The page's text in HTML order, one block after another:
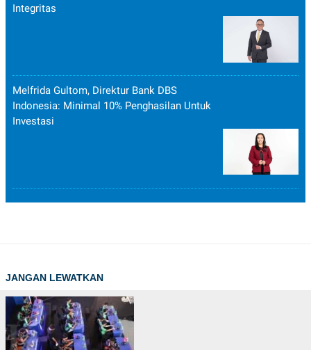
Integritas
Melfrida Gultom, Direktur Bank DBS
Indonesia: Minimal 10% Penghasilan Untuk
Investasi
JANGAN LEWATKAN